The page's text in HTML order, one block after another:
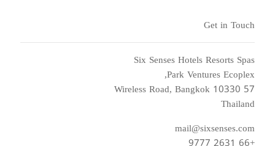
Get in Touch
Six Senses Hotels Resorts Spas
Park Ventures Ecoplex,
57 Wireless Road, Bangkok 10330
Thailand
mail@sixsenses.com